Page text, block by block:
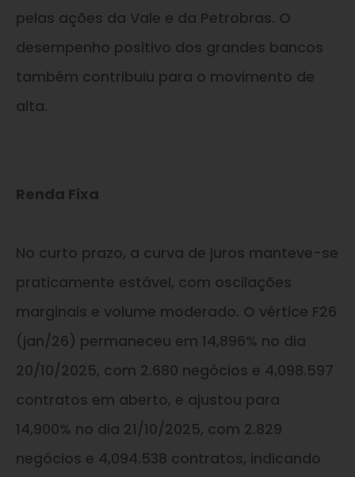
pelas ações da Vale e da Petrobras. O
desempenho positivo dos grandes bancos
também contribuiu para o movimento de
alta.
Renda Fixa
No curto prazo, a curva de juros manteve-se
praticamente estável, com oscilações
marginais e volume moderado. O vértice F26
(jan/26) permaneceu em 14,896% no dia
20/10/2025, com 2.680 negócios e 4,098.597
contratos em aberto, e ajustou para
14,900% no dia 21/10/2025, com 2.829
negócios e 4,094.538 contratos, indicando